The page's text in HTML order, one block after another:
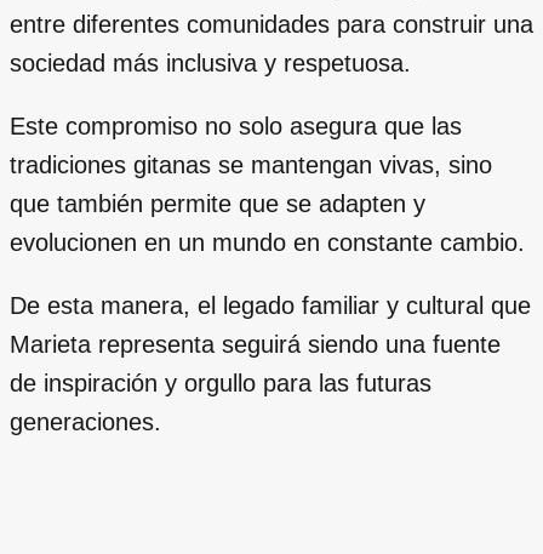
entre diferentes comunidades para construir una
sociedad más inclusiva y respetuosa.
Este compromiso no solo asegura que las
tradiciones gitanas se mantengan vivas, sino
que también permite que se adapten y
evolucionen en un mundo en constante cambio.
De esta manera, el legado familiar y cultural que
Marieta representa seguirá siendo una fuente
de inspiración y orgullo para las futuras
generaciones.